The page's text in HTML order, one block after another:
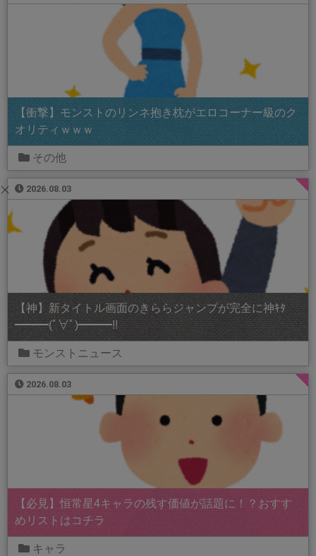
【衝撃】モンストのリンネ抱き枕がエロコーナー級のク
オリティｗｗｗ
その他
2026.08.03
【神】新タイトル画面のきららジャンプが完全に神ｷﾀ
━━━(ﾟ∀ﾟ)━━━!!
モンストニュース
2026.08.03
【必見】恒常星4キャラの残す価値が話題に！？おすす
めリストはコチラ
キャラ